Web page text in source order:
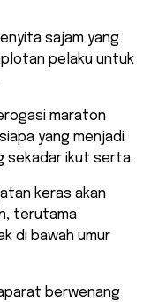
sajam yang
pelaku untuk
maraton
yang menjadi
sekadar ikut serta.
keras akan
terutama
di bawah umur
berwenang